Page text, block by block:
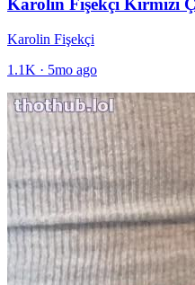
Karolin Fişekçi Kırmızı
Karolin Fişekçi
1.1K · 5mo ago